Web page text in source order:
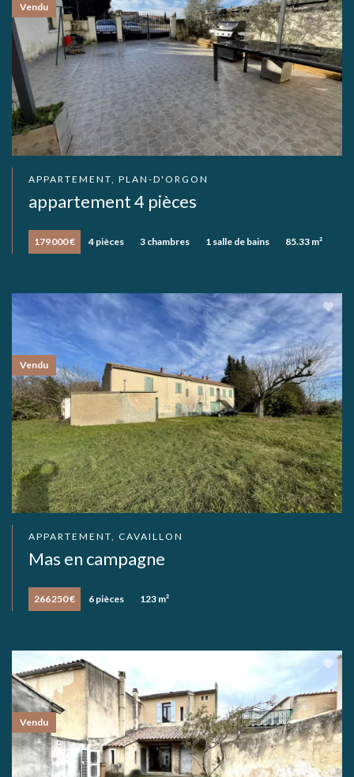
APPARTEMENT, PLAN-D'ORGON
appartement 4 pièces
179 000 € 4 pièces 3 chambres 1 salle de bains 85.33 m²
Vendu
APPARTEMENT, CAVAILLON
Mas en campagne
266 250 € 6 pièces 123 m²
Vendu
Vendu